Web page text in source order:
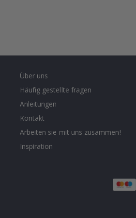
Über uns
Häufig gestellte fragen
Anleitungen
Kontakt
Arbeiten sie mit uns zusammen!
Inspiration